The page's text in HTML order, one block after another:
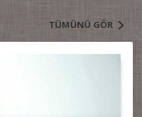
TÜMÜNÜ GÖR